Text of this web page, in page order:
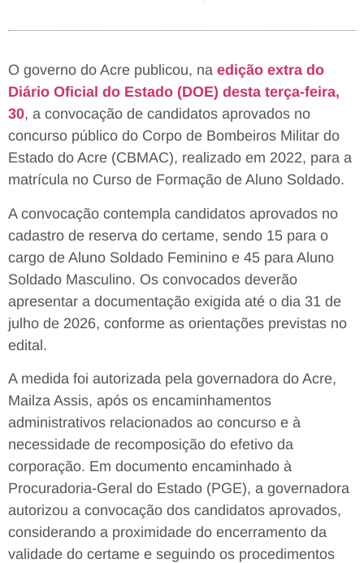
O governo do Acre publicou, na edição extra do
Diário Oficial do Estado (DOE) desta terça-feira,
30, a convocação de candidatos aprovados no
concurso público do Corpo de Bombeiros Militar do
Estado do Acre (CBMAC), realizado em 2022, para a
matrícula no Curso de Formação de Aluno Soldado.
A convocação contempla candidatos aprovados no
cadastro de reserva do certame, sendo 15 para o
cargo de Aluno Soldado Feminino e 45 para Aluno
Soldado Masculino. Os convocados deverão
apresentar a documentação exigida até o dia 31 de
julho de 2026, conforme as orientações previstas no
edital.
A medida foi autorizada pela governadora do Acre,
Mailza Assis, após os encaminhamentos
administrativos relacionados ao concurso e à
necessidade de recomposição do efetivo da
corporação. Em documento encaminhado à
Procuradoria-Geral do Estado (PGE), a governadora
autorizou a convocação dos candidatos aprovados,
considerando a proximidade do encerramento da
validade do certame e seguindo os procedimentos